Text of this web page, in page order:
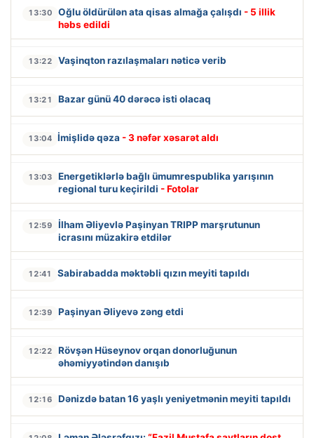
13:30 Oğlu öldürülən ata qisas almağa çalışdı - 5 illik
həbs edildi
13:22 Vaşinqton razılaşmaları nəticə verib
13:21 Bazar günü 40 dərəcə isti olacaq
13:04 İmişlidə qəza - 3 nəfər xəsarət aldı
13:03
Energetiklərlə bağlı ümumrespublika yarışının
regional turu keçirildi - Fotolar
12:59
İlham Əliyevlə Paşinyan TRIPP marşrutunun
icrasını müzakirə etdilər
12:41 Sabirabadda məktəbli qızın meyiti tapıldı
12:39 Paşinyan Əliyevə zəng etdi
12:22
Rövşən Hüseynov orqan donorluğunun
əhəmiyyətindən danışıb
12:16 Dənizdə batan 16 yaşlı yeniyetmənin meyiti tapıldı